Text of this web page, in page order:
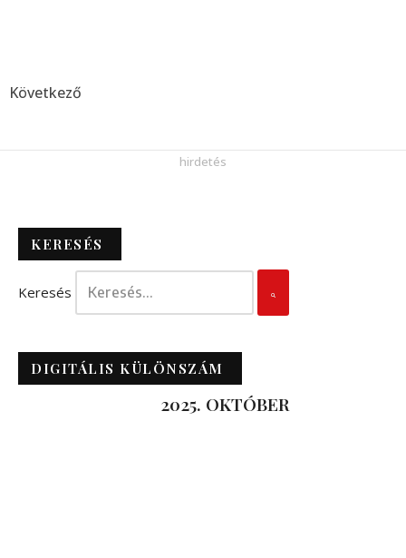
Következő
KERESÉS
Keresés
DIGITÁLIS KÜLÖNSZÁM
2025. OKTÓBER